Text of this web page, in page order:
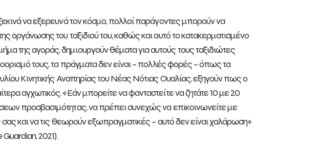
να εξερευνά τον κόσμο, πολλοί παράγοντες μπορούν να
οργάνωσης του ταξιδιού του, καθώς και αυτό το κατακερματισμένο
της αγοράς, δημιουργούν θέματα για αυτούς τους ταξιδιώτες
τους, τα πράγματα δεν είναι – πολλές φορές – όπως τα
Κινητικής Αναπηρίας του Νέας Νότιας Ουαλίας, εξηγούν πως ο
αγχωτικός. «Εάν μπορείτε να φανταστείτε να ζητάτε 10 με 20
προσβασιμότητας, να πρέπει συνεχώς να επικοινωνείτε με
σας και να τις θεωρούν εξωπραγματικές – αυτό δεν είναι χαλάρωση»
2021).